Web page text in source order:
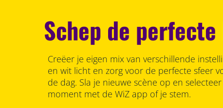
Schep de
Creëer je eigen mix van verschillende
en wit licht en zorg voor de perfecte sfeer
de dag. Sla je nieuwe scène op en
moment met de WiZ app of je stem.